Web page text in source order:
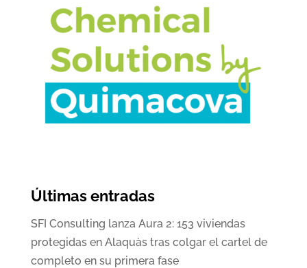
Últimas entradas
SFI Consulting lanza Aura 2: 153 viviendas
protegidas en Alaquàs tras colgar el cartel de
completo en su primera fase